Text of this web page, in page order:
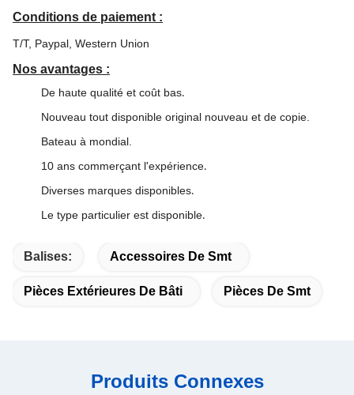
Conditions de paiement :
T/T, Paypal, Western Union
Nos avantages :
De haute qualité et coût bas.
Nouveau tout disponible original nouveau et de copie.
Bateau à mondial.
10 ans commerçant l'expérience.
Diverses marques disponibles.
Le type particulier est disponible.
Balises: Accessoires De Smt
Pièces Extérieures De Bâti Pièces De Smt
Produits Connexes